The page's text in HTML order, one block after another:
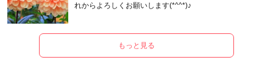
れからよろしくお願いします(*^^*)♪
もっと見る